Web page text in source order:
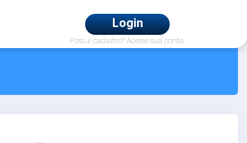
Possui cadastro? Acesse sua conta.
Login